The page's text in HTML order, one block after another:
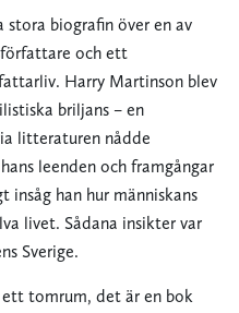
stora biografin över en av
och ett
Harry Martinson blev
briljans – en
litteraturen nådde
leenden och framgångar
insåg han hur människans
livet. Sådana insikter var
Sverige.
tomrum, det är en bok